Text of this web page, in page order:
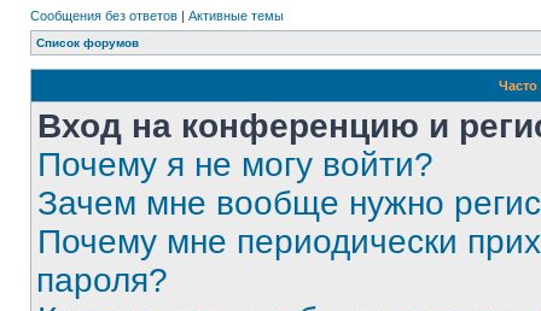
Сообщения без ответов | Активные темы
Список форумов
Вход на конференцию и
Почему я не могу войти?
Зачем мне вообще нужно
Почему мне периодически
пароля?